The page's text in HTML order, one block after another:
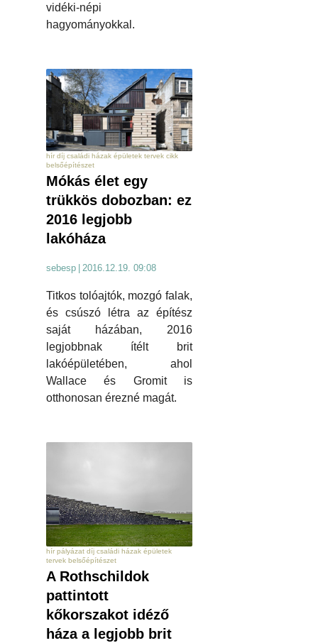
vidéki-népi
hagyományokkal.
hír díj családi házak épületek tervek cikk
belsőépítészet
Mókás élet egy
trükkös dobozban: ez
2016 legjobb
lakóháza
sebesp 2016.12.19. 09:08
Titkos tolóajtók, mozgó falak,
és csúszó létra az építész
saját házában, 2016
legjobbnak ítélt brit
lakóépületében, ahol
Wallace és Gromit is
otthonosan érezné magát.
hír pályázat díj családi házak épületek
tervek belsőépítészet
A Rothschildok
pattintott
kőkorszakot idéző
háza a legjobb brit